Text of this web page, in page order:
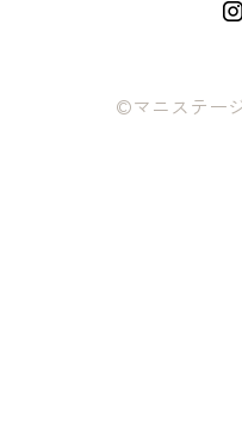
©マニステー